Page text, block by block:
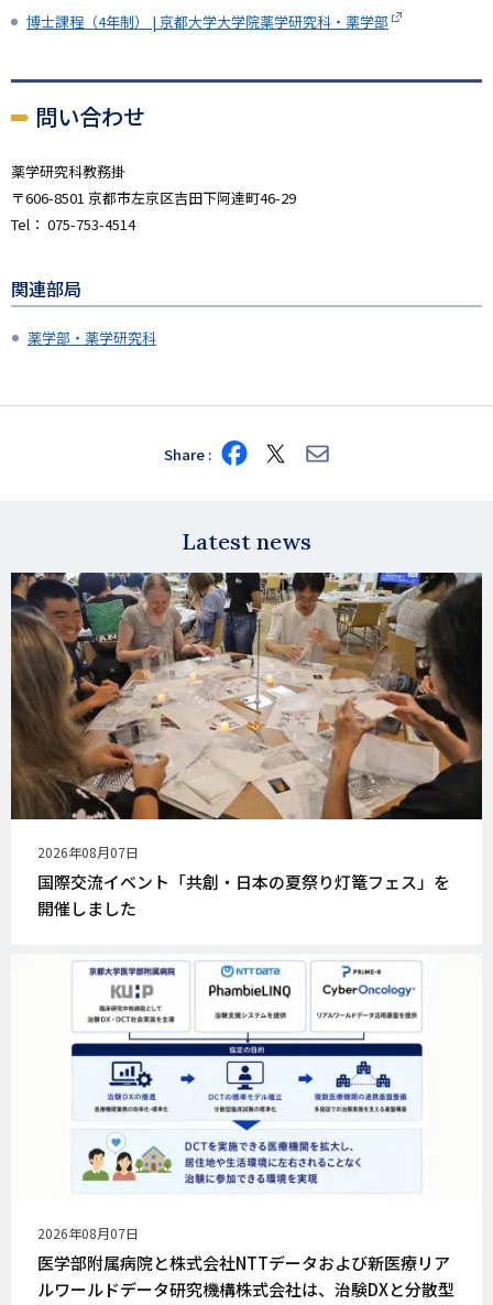
博士課程（4年制） | 京都大学大学院薬学研究科・薬学部
問い合わせ
薬学研究科教務掛
〒606-8501 京都市左京区吉田下阿達町46-29
Tel： 075-753-4514
関連部局
薬学部・薬学研究科
Share Share
on
Share
on
Share
via
Latest news
公
開
日
2026年08月07日
国際交流イベント「共創・日本の夏祭り灯篭フェス」を
開催しました
公
開
日
2026年08月07日
医学部附属病院と株式会社NTTデータおよび新医療リア
ルワールドデータ研究機構株式会社は、治験DXと分散型